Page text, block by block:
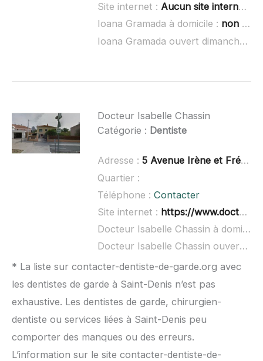
Site internet : Aucun site internet connu
Ioana Gramada à domicile : non renseigné
Ioana Gramada ouvert dimanche :
Docteur Isabelle Chassin
Catégorie : Dentiste
Adresse : 5 Avenue Irène et Frédéric Joliot-Curie, 26700 Pierrelatte
Quartier :
Téléphone : Contacter
Site internet : https://www.doctolib.fr/dentiste/pierrelatte/isabelle-chassin
Docteur Isabelle Chassin à domicile :
Docteur Isabelle Chassin ouvert dimanche :
* La liste sur contacter-dentiste-de-garde.org avec
les dentistes de garde à Saint-Denis n’est pas
exhaustive. Les dentistes de garde, chirurgien-
dentiste ou services liées à Saint-Denis peu
comporter des manques ou des erreurs.
L’information sur le site contacter-dentiste-de-